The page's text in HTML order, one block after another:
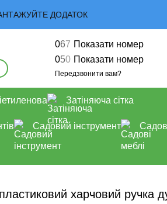
ДОДАТОК
067 Показати номер
050 Показати номер
Передзвонити вам?
Затіняюча сітка
Садовий інструмент
харчовий ручка